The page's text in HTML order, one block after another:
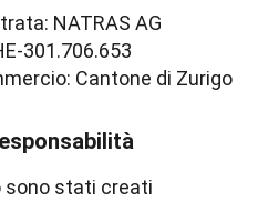
NATRAS AG
301.706.653
Cantone di Zurigo
sono stati creati